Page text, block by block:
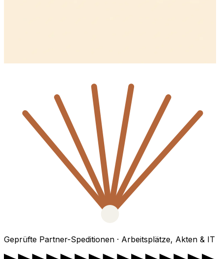
Geprüfte Partner-Speditionen · Arbeitsplätze, Akten & IT